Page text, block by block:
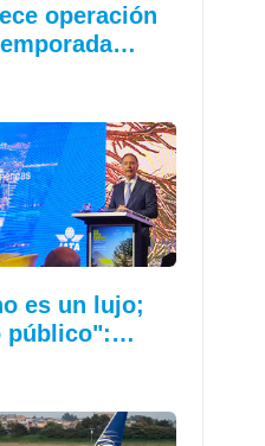
operación
es un lujo;
público":…